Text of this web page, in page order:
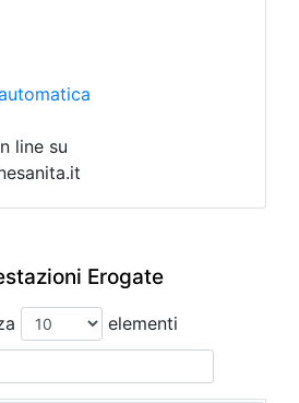
line su
Erogate
elementi